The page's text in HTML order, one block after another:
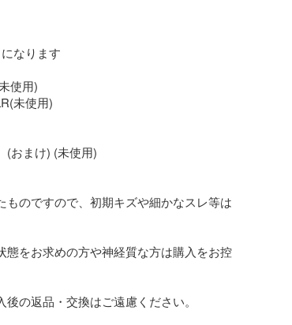
なります
使用)
未使用)
(おまけ) (未使用)
ものですので、初期キズや細かなスレ等は
態をお求めの方や神経質な方は購入をお控
の返品・交換はご遠慮ください。